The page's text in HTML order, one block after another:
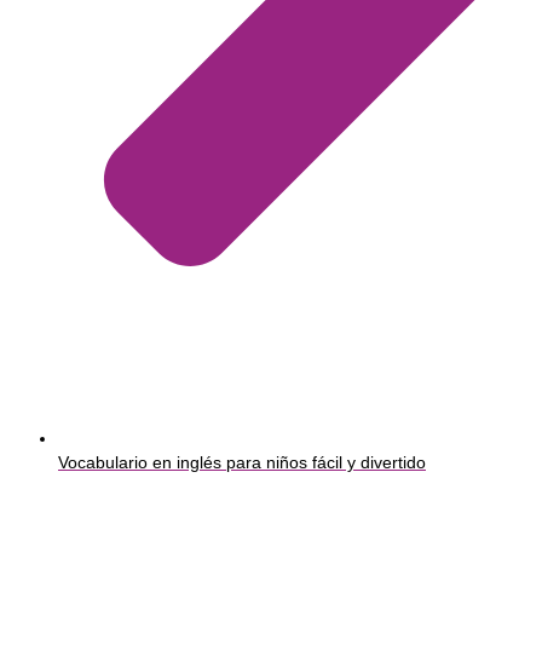
Vocabulario en inglés para niños fácil y divertido